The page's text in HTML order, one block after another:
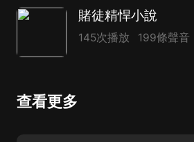
賭徒精悍小說
145次播放 199條聲音
查看更多